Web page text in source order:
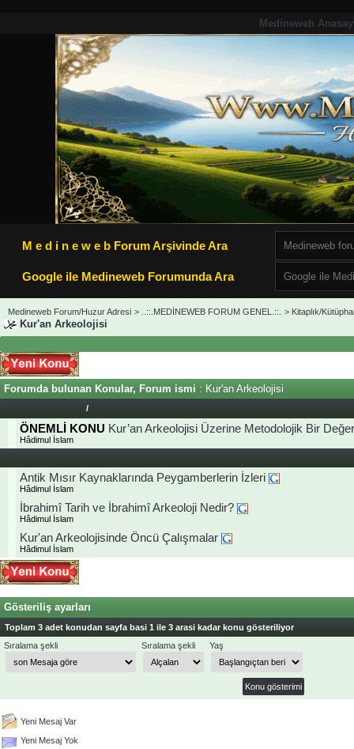
Medineweb
M e d i n e w e b Forum Arşivinde Ara
Google ile Medineweb Forumunda Ara
Medineweb Forum/Huzur Adresi > ..::.MEDİNEWEB FORUM GENEL.::. > Kitaplık/
Kur'an Arkeolojisi
Forumda bulunan Konular, Forum ismi : Kur'an Arkeolojisi
/
ÖNEMLİ KONU Kur’an Arkeolojisi Üzerine Metodolojik Bir
Hâdimul İslam
Antik Mısır Kaynaklarında Peygamberlerin İzleri
Hâdimul İslam
İbrahimî Tarih ve İbrahimî Arkeoloji Nedir?
Hâdimul İslam
Kur'an Arkeolojisinde Öncü Çalışmalar
Hâdimul İslam
Gösteriliş ayarları
Toplam 3 adet konudan sayfa basi 1 ile 3 arasi kadar konu gösteriliyor
Sıralama şekli
Sıralama şekli Yaş
Yeni Mesaj Var
Yeni Mesaj Yok